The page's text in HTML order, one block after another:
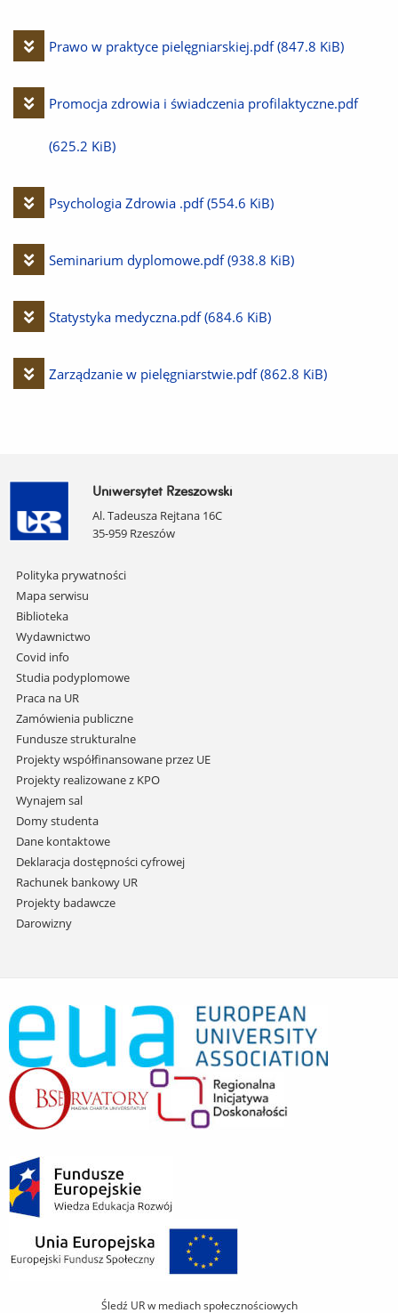
Pobierz
Prawo w praktyce pielęgniarskiej.pdf (847.8 KiB)
Pobierz
plik
Promocja zdrowia i świadczenia profilaktyczne.pdf
(625.2 KiB)
Pobierz
Psychologia Zdrowia .pdf (554.6 KiB)
Pobierz
Seminarium dyplomowe.pdf (938.8 KiB)
Pobierz
Statystyka medyczna.pdf (684.6 KiB)
Pobierz
Zarządzanie w pielęgniarstwie.pdf (862.8 KiB)
Uniwersytet Rzeszowski
Al. Tadeusza Rejtana 16C
35-959 Rzeszów
Pomiń
nawigację
i
przejdź
do
treści
Polityka prywatności
Mapa serwisu
Biblioteka
Wydawnictwo
Covid info
Studia podyplomowe
Praca na UR
Zamówienia publiczne
Fundusze strukturalne
Projekty współfinansowane przez UE
Projekty realizowane z KPO
Wynajem sal
Domy studenta
Dane kontaktowe
Deklaracja dostępności cyfrowej
Rachunek bankowy UR
Projekty badawcze
Darowizny
Śledź UR w mediach społecznościowych